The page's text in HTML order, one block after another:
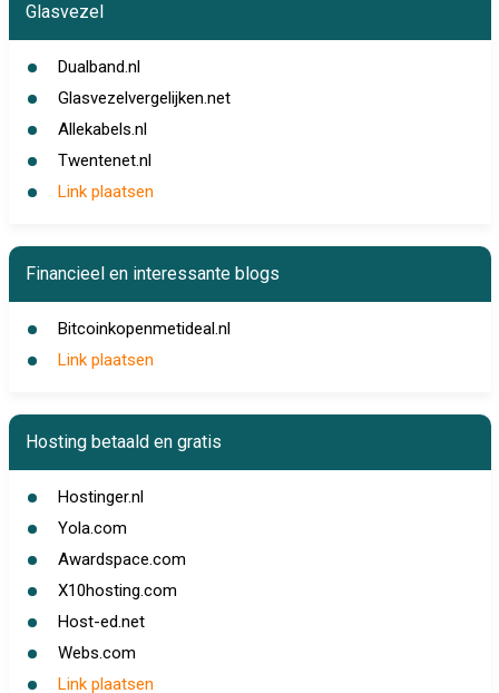
Glasvezel
Dualband.nl
Glasvezelvergelijken.net
Allekabels.nl
Twentenet.nl
Link plaatsen
Financieel en interessante blogs
Bitcoinkopenmetideal.nl
Link plaatsen
Hosting betaald en gratis
Hostinger.nl
Yola.com
Awardspace.com
X10hosting.com
Host-ed.net
Webs.com
Link plaatsen